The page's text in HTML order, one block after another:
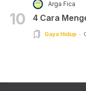
10
Arga Fica
4 Cara
Gaya Hidup